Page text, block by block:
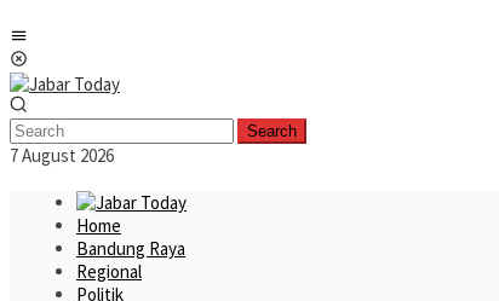
to
content
Search
7 August 2026
Home
Bandung Raya
Regional
Politik